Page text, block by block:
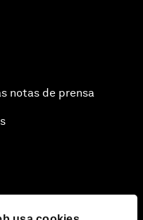
notas de prensa